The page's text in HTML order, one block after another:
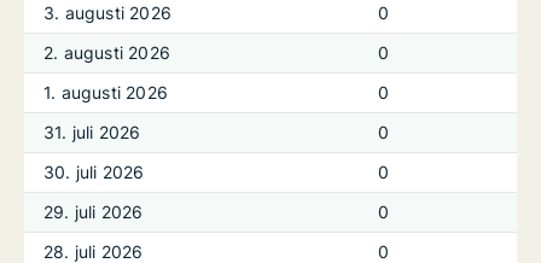
3. augusti 2026
0
2. augusti 2026
0
1. augusti 2026
0
31. juli 2026
0
30. juli 2026
0
29. juli 2026
0
28. juli 2026
0